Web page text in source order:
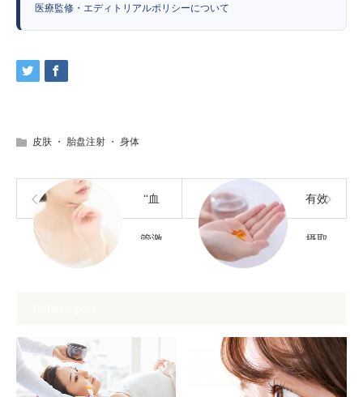
医療監修・エディトリアルポリシーについて
皮肤 ・ 胎盘注射 ・ 身体
“血
管激
帮助
有效
摄取